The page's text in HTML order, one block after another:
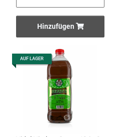
Hinzufügen
AUF LAGER